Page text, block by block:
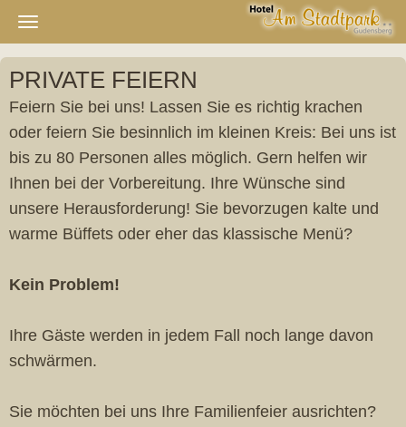
Navigation
ein-/ausblenden
PRIVATE FEIERN
Feiern Sie bei uns! Lassen Sie es richtig krachen
oder feiern Sie besinnlich im kleinen Kreis: Bei uns ist
bis zu 80 Personen alles möglich. Gern helfen wir
Ihnen bei der Vorbereitung. Ihre Wünsche sind
unsere Herausforderung! Sie bevorzugen kalte und
warme Büffets oder eher das klassische Menü?
Kein Problem!
Ihre Gäste werden in jedem Fall noch lange davon
schwärmen.
Sie möchten bei uns Ihre Familienfeier ausrichten?